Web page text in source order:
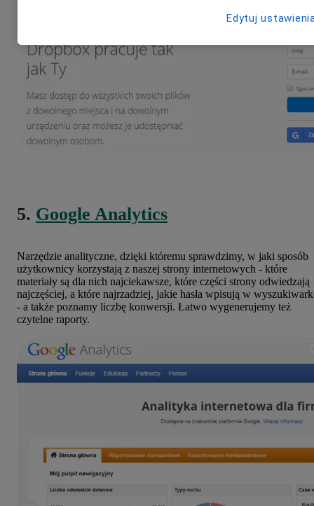
5. Google Analytics
Narzędzie analityczne, dzięki któremu sprawdzimy, w jaki sposób
użytkownicy korzystają z naszej strony internetowych - które
materiały są dla nich najciekawsze, które części strony odwiedzają
najczęściej, a które najrzadziej, jakie hasła wpisują w
- a także poznamy liczbę konwersji. Łatwo wygenerujemy też
czytelne raporty.
Edytuj